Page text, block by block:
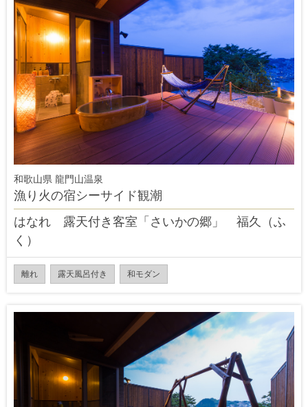
和歌山県 龍門山温泉
漁り火の宿シーサイド観潮
はなれ 露天付き客室「さいかの郷」 福久（ふ
く）
離れ 露天風呂付き 和モダン